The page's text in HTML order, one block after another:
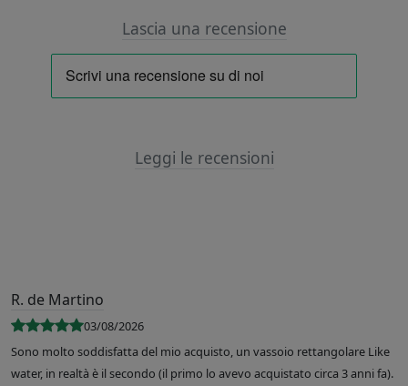
Lascia una recensione
Leggi le recensioni
R. de Martino
03/08/2026
Sono molto soddisfatta del mio acquisto, un vassoio rettangolare Like
water, in realtà è il secondo (il primo lo avevo acquistato circa 3 anni fa).